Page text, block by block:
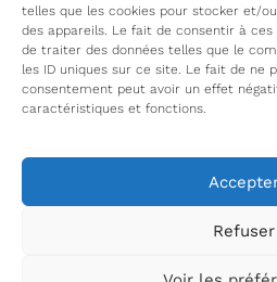
telles que les cookies pour stocker et/
des appareils. Le fait de consentir à
de traiter des données telles que le
les ID uniques sur ce site. Le fait de ne
consentement peut avoir un effet
caractéristiques et fonctions.
Refuser
Mentions légales
Politique de confidentialité
Les Insatiables, une